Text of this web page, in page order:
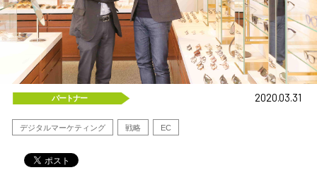
パートナー 2020.03.31
デジタルマーケティング 戦略 EC